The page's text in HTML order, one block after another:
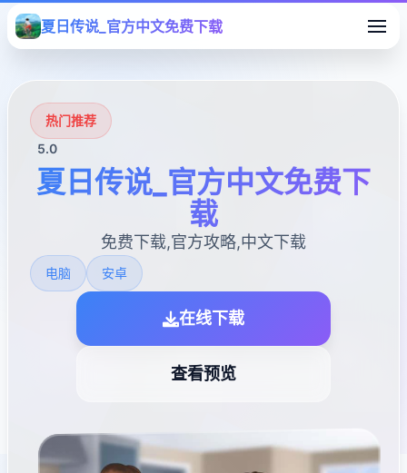
夏日传说_官方中文免费下载
热门推荐
5.0
夏日传说_官方中文免费下
载
免费下载,官方攻略,中文下载
电脑 安卓
在线下载
查看预览